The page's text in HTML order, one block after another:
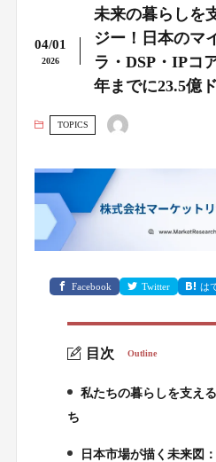
04/01
2026
未来の暮らしを
ジー！日本のマ
ラ・DSP・IPコ
年までに23.5億
TOPICS
Facebook Twitter は
目次 Outline
1.
私たちの暮らしを支え
ち
日本市場が描く未来図